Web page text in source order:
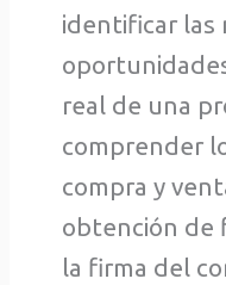
identificar las
real de una
comprender
compra y
obtención de
la firma del